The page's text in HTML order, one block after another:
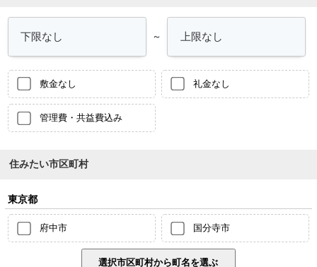
～
敷金なし 礼金なし
管理費・共益費込み
住みたい市区町村
東京都
府中市 国分寺市